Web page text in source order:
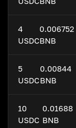
4
USDC
0.006752
BNB
5
USDC
0.00844
BNB
10
USDC
0.01688
BNB